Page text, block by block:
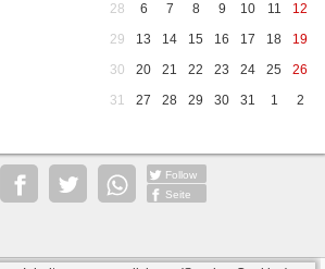
28
6 7 8 9 10 11
12
29
13 14 15 16 17 18
19
30
20 21 22 23 24 25
26
31
27 28 29 30 31 1 2
Follow
Seite